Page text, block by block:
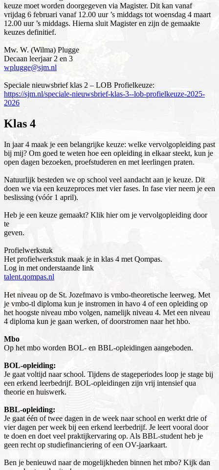
keuze moet worden doorgegeven via Magister. Dit kan vanaf
vrijdag 6 februari vanaf 12.00 uur ’s middags tot woensdag 4 maart
12.00 uur ’s middags. Hierna sluit Magister en zijn de gemaakte
keuzes definitief.
Mw. W. (Wilma) Plugge
Decaan leerjaar 2 en 3
wplugge@sjm.nl
Speciale nieuwsbrief klas 2 – LOB Profielkeuze:
https://sjm.nl/speciale-nieuwsbrief-klas-3--lob-profielkeuze-2025-
2026
Klas 4
In jaar 4 maak je een belangrijke keuze: welke vervolgopleiding past
bij mij? Om goed te weten hoe een opleiding in elkaar steekt, kun je
open dagen bezoeken, proefstuderen en met leerlingen praten.
Natuurlijk besteden we op school veel aandacht aan je keuze. Dit
doen we via een keuzeproces met vier fases. In fase vier neem je een
beslissing (vóór 1 april).
Heb je een keuze gemaakt? Klik hier om je vervolgopleiding door
te
geven.
Profielwerkstuk
Het profielwerkstuk maak je in klas 4 met Qompas.
Log in met onderstaande link
talent.qompas.nl
Het niveau op de St. Jozefmavo is vmbo-theoretische leerweg. Met
je vmbo-tl diploma kun je instromen in havo 4 of een opleiding op
het hoogste niveau mbo volgen, namelijk niveau 4. Met een niveau
4 diploma kun je gaan werken, of doorstromen naar het hbo.
Mbo
Op het mbo worden BOL- en BBL-opleidingen aangeboden.
BOL-opleiding:
Je gaat voltijd naar school. Tijdens de stageperiodes loop je stage bij
een erkend leerbedrijf. BOL-opleidingen zijn vrij intensief qua
theorie en huiswerk.
BBL-opleiding:
Je gaat één of twee dagen in de week naar school en werkt drie of
vier dagen per week bij een erkend leerbedrijf. Je leert vooral door
te doen en doet veel praktijkervaring op. Als BBL-student heb je
geen recht op studiefinanciering of een OV-jaarkaart.
Ben je benieuwd naar de mogelijkheden binnen het mbo? Kijk dan